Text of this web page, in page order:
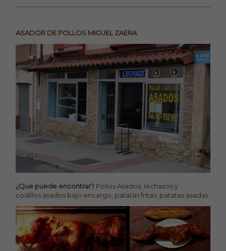
ASADOR DE POLLOS MIGUEL ZAERA
¿Que puede encontrar? Pollos Asados, lechazos y
codillos asados bajo encargo, patatas fritas, patatas asadas